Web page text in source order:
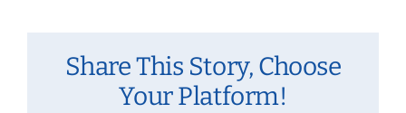
Share This Story, Choose
Your Platform!